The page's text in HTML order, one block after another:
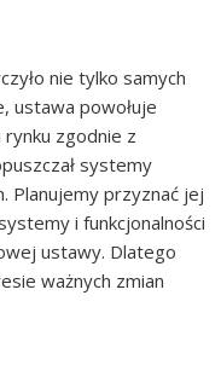
nie tylko samych
ustawa powołuje
zgodnie z
systemy
Planujemy przyznać jej
i funkcjonalności
ustawy. Dlatego
ważnych zmian